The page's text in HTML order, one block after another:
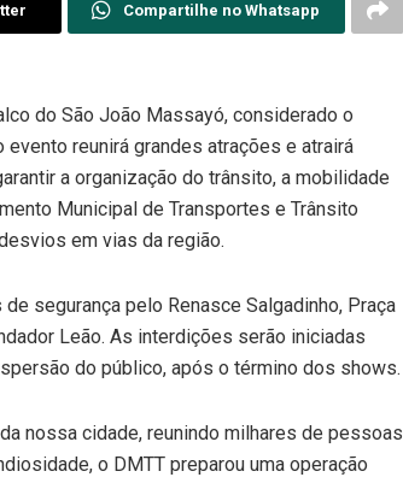
Compartilhe no Whatsapp
do São João Massayó, considerado o
reunirá grandes atrações e atrairá
a organização do trânsito, a mobilidade
Municipal de Transportes e Trânsito
em vias da região.
segurança pelo Renasce Salgadinho, Praça
Leão. As interdições serão iniciadas
do público, após o término dos shows.
nossa cidade, reunindo milhares de pessoas
o DMTT preparou uma operação